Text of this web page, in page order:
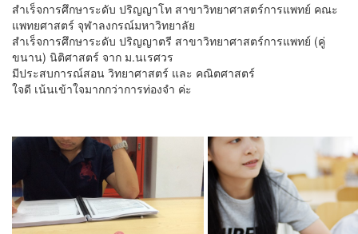
สำเร็จการศึกษาระดับ ปริญญาโท สาขาวิทยาศาสตร์การแพทย์ คณะ
แพทยศาสตร์ จุฬาลงกรณ์มหาวิทยาลัย
สำเร็จการศึกษาระดับ ปริญญาตรี สาขาวิทยาศาสตร์การแพทย์ (คู่
ขนาน) นิติศาสตร์ จาก ม.นเรศวร
มีประสบการณ์สอน วิทยาศาสตร์ และ คณิตศาสตร์
ใจดี เน้นเข้าใจมากกว่าการท่องจำ ค่ะ